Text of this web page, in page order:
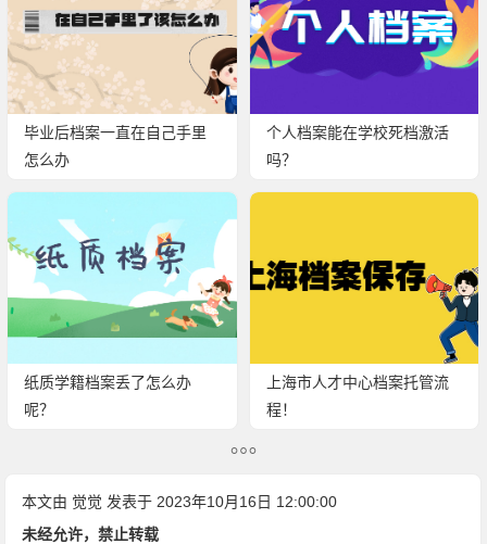
毕业后档案一直在自己手里
怎么办
个人档案能在学校死档激活
吗？
纸质学籍档案丢了怎么办
呢？
上海市人才中心档案托管流
程！
本文由 觉觉 发表于 2023年10月16日 12:00:00
未经允许，禁止转载